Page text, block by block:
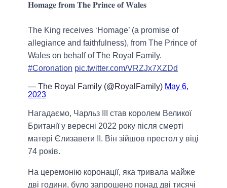
𝐇𝐨𝐦𝐚𝐠𝐞 𝐟𝐫𝐨𝐦 𝐓𝐡𝐞 𝐏𝐫𝐢𝐧𝐜𝐞 𝐨𝐟 𝐖𝐚𝐥𝐞𝐬
The King receives ‘Homage’ (a promise of
allegiance and faithfulness), from The Prince of
Wales on behalf of The Royal Family.
#Coronation pic.twitter.com/VRZJx7XZDd
— The Royal Family (@RoyalFamily) May 6,
2023
Нагадаємо, Чарльз III став королем Великої
Британії у вересні 2022 року після смерті
матері Єлизавети II. Він зійшов престол у віці
74 років.
На церемонію коронації, яка тривала майже
дві години, було запрошено понад дві тисячі